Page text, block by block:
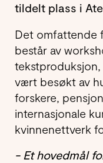
tildelt plass i
Det omfattende
består av
vært besøkt av
forskere,
internasjonale
kvinnenettverk
- Et hovedmål